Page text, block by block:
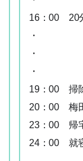
06-
16：00 20
・
・
・
19：00 掃
20：00 梅
23：00 帰
24：00 就